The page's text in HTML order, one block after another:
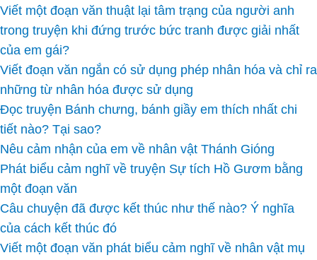
Viết một đoạn văn thuật lại tâm trạng của người anh
trong truyện khi đứng trước bức tranh được giải nhất
của em gái?
Viết đoạn văn ngắn có sử dụng phép nhân hóa và chỉ ra
những từ nhân hóa được sử dụng
Đọc truyện Bánh chưng, bánh giầy em thích nhất chi
tiết nào? Tại sao?
Nêu cảm nhận của em về nhân vật Thánh Gióng
Phát biểu cảm nghĩ về truyện Sự tích Hồ Gươm bằng
một đoạn văn
Câu chuyện đã được kết thúc như thế nào? Ý nghĩa
của cách kết thúc đó
Viết một đoạn văn phát biểu cảm nghĩ về nhân vật mụ